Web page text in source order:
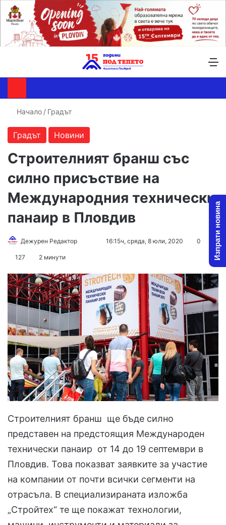
Начало / Градът
Градът Новини
Строителният бранш със
силно присъствие на
Международния технически
панаир в Пловдив
Дежурен Редактор
l
o
w
X
d
a
n
a
i
l
16:15ч, сряда, 8 юли, 2020 0
127 2 минути
Строителният бранш ще бъде силно
представен на предстоящия Международен
технически панаир от 14 до 19 септември в
Пловдив. Това показват заявките за участие
на компании от почти всички сегменти на
отрасъла. В специализираната изложба
„Стройтех“ те ще покажат технологии,
Изпрати новина